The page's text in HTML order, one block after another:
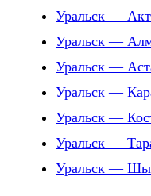
Уральск —
Уральск —
Уральск —
Уральск —
Уральск —
Уральск —
Уральск —